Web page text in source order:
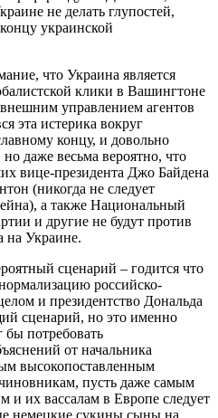
не делать глупостей,
украинской
что Украина является
клики в Вашингтоне
управлением агентов
эта истерика вокруг
концу, и довольно
даже весьма вероятно, что
вице-президента Джо Байдена
(никогда не следует
а также Национальный
и другие не будут против
на Украине.
сценарий – годится что
российско-
и президентство Дональда
сценарий, но это именно
бы потребовать
от начальника
высокопоставленным
пусть даже самым
и их вассалам в Европе следует
немецкие сукины сыны на